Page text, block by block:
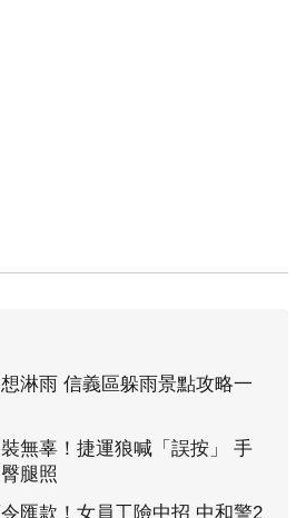
淋雨 信義區躲雨景點攻略一
無辜！捷運狼喊「誤按」 手
腿照
令匯款！女員工險中招 中和警2